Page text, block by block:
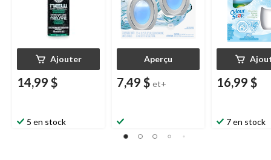
Ajouter
14,99 $
5 en stock
Aperçu
7,49 $ et+ 16,99 $
7 en stock